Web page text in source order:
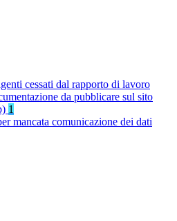
cessati dal rapporto di lavoro
da pubblicare sul sito
1
mancata comunicazione dei dati